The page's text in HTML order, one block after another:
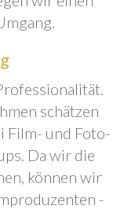
schätzen
Film- und Foto-
Da wir die
können wir
-